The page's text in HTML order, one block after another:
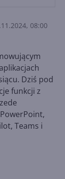
08:00
Dziś pod
funkcji z
Teams i